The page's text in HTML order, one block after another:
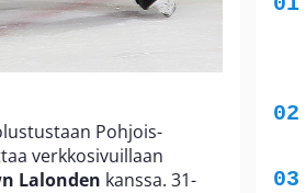
Pohjois-
verkkosivuillaan
Lalonden kanssa. 31-